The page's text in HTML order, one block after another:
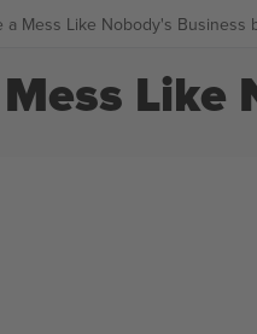
a Mess Like Nobody's Business